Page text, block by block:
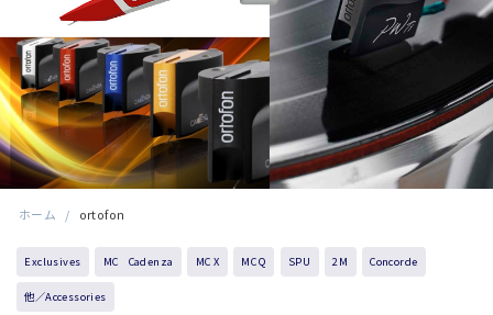
ホーム / ortofon
Exclusives MC Cadenza MC X MC Q SPU 2M Concorde
他／Accessories